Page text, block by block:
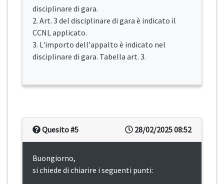
disciplinare di gara.
2. Art. 3 del disciplinare di gara è indicato il
CCNL applicato.
3. L'importo dell'appalto è indicato nel
disciplinare di gara. Tabella art. 3.
28/02/2025 08:52
Quesito #5
Buongiorno,
si chiede di chiarire i seguenti punti: